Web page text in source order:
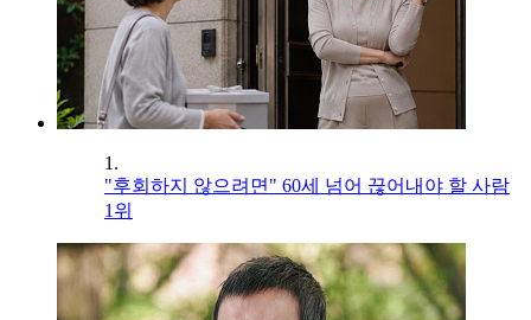
1.
"후회하지 않으려면" 60세 넘어 끊어내야 할 사람
1위